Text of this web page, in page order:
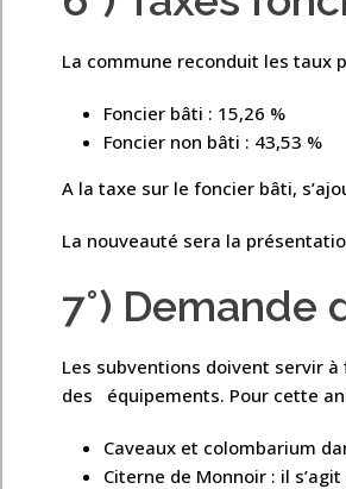
La commune reconduit les taux
Foncier bâti : 15,26 %
Foncier non bâti : 43,53 %
A la taxe sur le foncier bâti,
La nouveauté sera la
7°) Demande
Les subventions doivent servir
des équipements. Pour cette
Caveaux et colombarium
Citerne de Monnoir : il